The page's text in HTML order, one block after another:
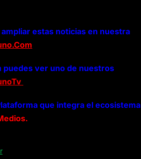
estas noticias en nuestra
puedes ver uno de nuestros
que integra el ecosistema